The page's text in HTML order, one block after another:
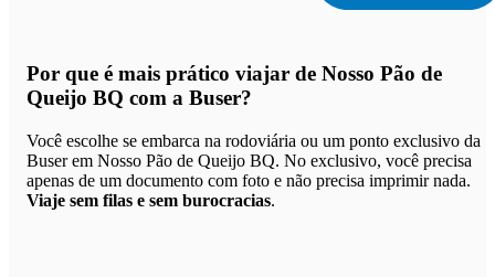
Por que é mais prático viajar de Nosso Pão de
Queijo BQ com a Buser?
Você escolhe se embarca na rodoviária ou um ponto exclusivo da
Buser em Nosso Pão de Queijo BQ. No exclusivo, você precisa
apenas de um documento com foto e não precisa imprimir nada.
Viaje sem filas e sem burocracias.